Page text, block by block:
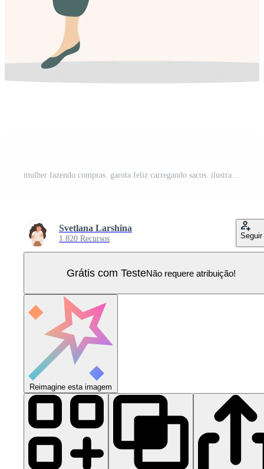
mulher fazendo compras. garota feliz carregando sacos. ilustração vetorial dos desenhos animados isolada no fundo branco. modelo de promoção e venda. Vetor Pro
Svetlana Larshina
1.820 Recursos Seguir
Grátis com TesteNão requere atribuição!
Reimagine esta imagem